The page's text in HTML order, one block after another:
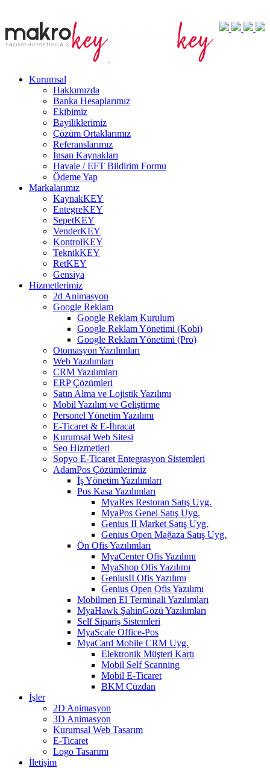
Kurumsal
Hakkımızda
Banka Hesaplarımız
Ekibimiz
Bayiliklerimiz
Çözüm Ortaklarımız
Referanslarımız
İnsan Kaynakları
Havale / EFT Bildirim Formu
Ödeme Yap
Markalarımız
KaynakKEY
EntegreKEY
SepetKEY
VenderKEY
KontrolKEY
TeknikKEY
RetKEY
Gensiya
Hizmetlerimiz
2d Animasyon
Google Reklam
Google Reklam Kurulum
Google Reklam Yönetimi (Kobi)
Google Reklam Yönetimi (Pro)
Otomasyon Yazılımları
Web Yazılımları
CRM Yazılımları
ERP Çözümleri
Satın Alma ve Lojistik Yazılımı
Mobil Yazılım ve Geliştirme
Personel Yönetim Yazılımı
E-Ticaret & E-İhracat
Kurumsal Web Sitesi
Seo Hizmetleri
Sopyo E-Ticaret Entegrasyon Sistemleri
AdamPos Çözümlerimiz
İş Yönetim Yazılımları
Pos Kasa Yazılımları
MyaRes Restoran Satış Uyg.
MyaPos Genel Satış Uyg.
Genius II Market Satış Uyg.
Genius Open Mağaza Satış Uyg.
Ön Ofis Yazılımları
MyaCenter Ofis Yazılımı
MyaShop Ofis Yazılımı
GeniusII Ofis Yazılımı
Genius Open Ofis Yazılımı
Mobilmen El Terminali Yazılımları
MyaHawk ŞahinGözü Yazılımları
Self Sipariş Sistemleri
MyaScale Office-Pos
MyaCard Mobile CRM Uyg.
Elektronik Müşteri Kartı
Mobil Self Scanning
Mobil E-Ticaret
BKM Cüzdan
İşler
2D Animasyon
3D Animasyon
Kurumsal Web Tasarım
E-Ticaret
Logo Tasarımı
İletişim